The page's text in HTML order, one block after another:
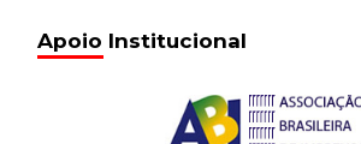
Apoio Institucional